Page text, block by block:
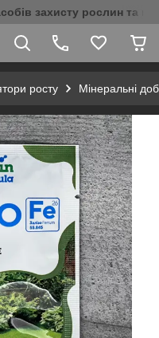
захисту рослин та
росту Мінеральні